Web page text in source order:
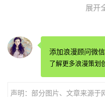
这是一本治愈心灵疑惑的
活的指引，还有心灵的慰藉
后怀着虔诚之心翻开这本
展开
添加浪漫顾问微信
了解更多浪漫策划
声明：部分图片、文章来源